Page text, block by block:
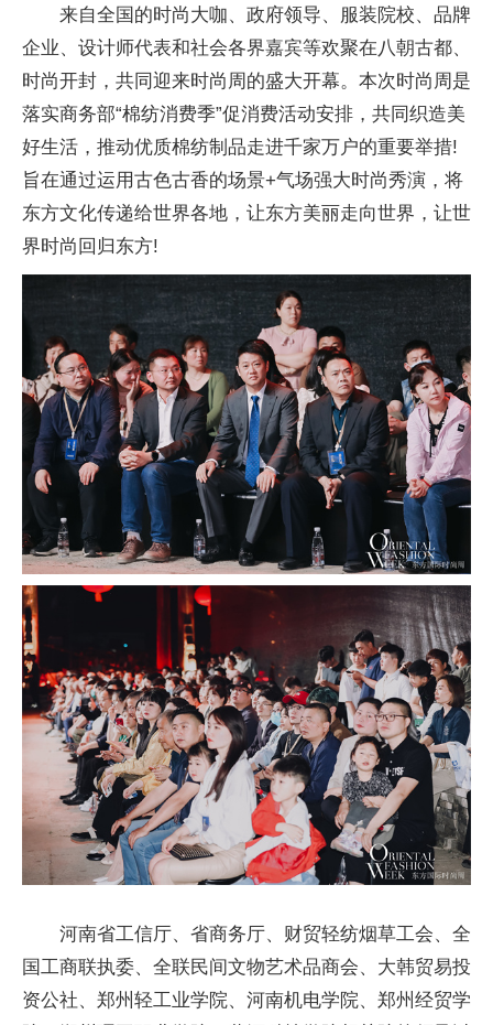
来自全国的时尚大咖、政府领导、服装院校、品牌
企业、设计师代表和社会各界嘉宾等欢聚在八朝古都、
时尚开封，共同迎来时尚周的盛大开幕。本次时尚周是
落实商务部“棉纺消费季”促消费活动安排，共同织造美
好生活，推动优质棉纺制品走进千家万户的重要举措!
旨在通过运用古色古香的场景+气场强大时尚秀演，将
东方文化传递给世界各地，让东方美丽走向世界，让世
界时尚回归东方!
河南省工信厅、省商务厅、财贸轻纺烟草工会、全
国工商联执委、全联民间文物艺术品商会、大韩贸易投
资公社、郑州轻工业学院、河南机电学院、郑州经贸学